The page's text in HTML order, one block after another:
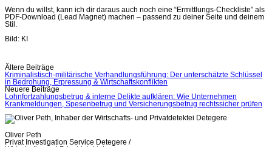
Wenn du willst, kann ich dir daraus auch noch eine “Ermittlungs-Checkliste” als
PDF-Download (Lead Magnet) machen – passend zu deiner Seite und deinem
Stil.
Bild: KI
Beitragsnavigation
Ältere Beiträge
Kriminalistisch-militärische Verhandlungsführung: Der unterschätzte Schlüssel
in Bedrohung, Erpressung & Wirtschaftskonflikten
Neuere Beiträge
Lohnfortzahlungsbetrug & interne Delikte aufklären: Wie Unternehmen
Krankmeldungen, Spesenbetrug und Versicherungsbetrug rechtssicher prüfen
Oliver Peth
Privat Investigation Service Detegere /